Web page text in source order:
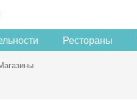
Рестораны